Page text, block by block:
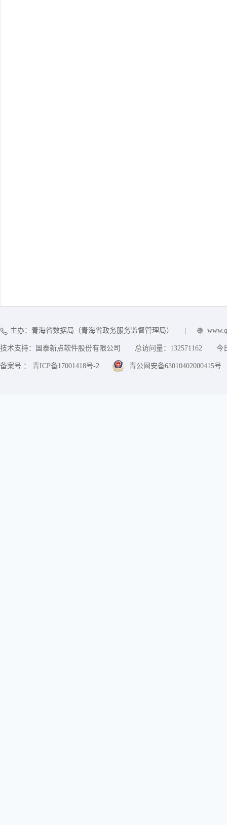
主办：青海省数据局（青海省政务服务监督管理局）
技术支持：国泰新点软件股份有限公司 总访问量： 132571162 今
备案号 ： 青ICP备17001418号-2 青公网安备63010402000415号